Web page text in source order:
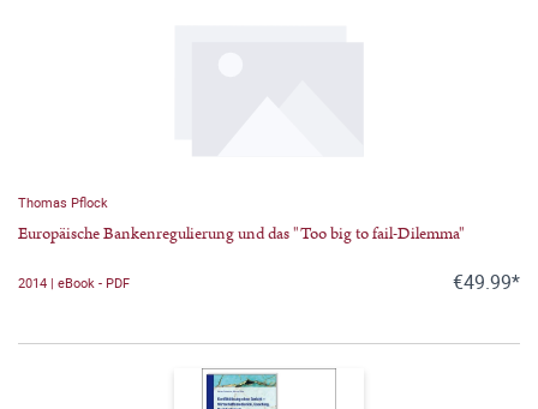
Thomas Pflock
Europäische Bankenregulierung und das "Too big to fail-Dilemma"
2014 | eBook - PDF €49.99*